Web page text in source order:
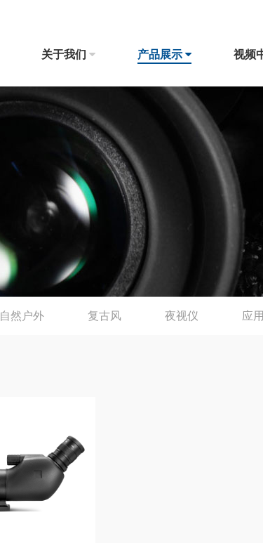
关于我们 产品展示 视频
自然户外 复古风 夜视仪 应